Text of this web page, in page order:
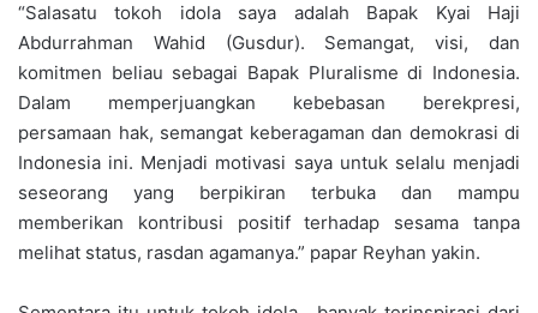
“Salasatu tokoh idola saya adalah Bapak Kyai Haji
Abdurrahman Wahid (Gusdur). Semangat, visi, dan
komitmen beliau sebagai Bapak Pluralisme di Indonesia.
Dalam memperjuangkan kebebasan berekpresi,
persamaan hak, semangat keberagaman dan demokrasi di
Indonesia ini. Menjadi motivasi saya untuk selalu menjadi
seseorang yang berpikiran terbuka dan mampu
memberikan kontribusi positif terhadap sesama tanpa
melihat status, rasdan agamanya.” papar Reyhan yakin.